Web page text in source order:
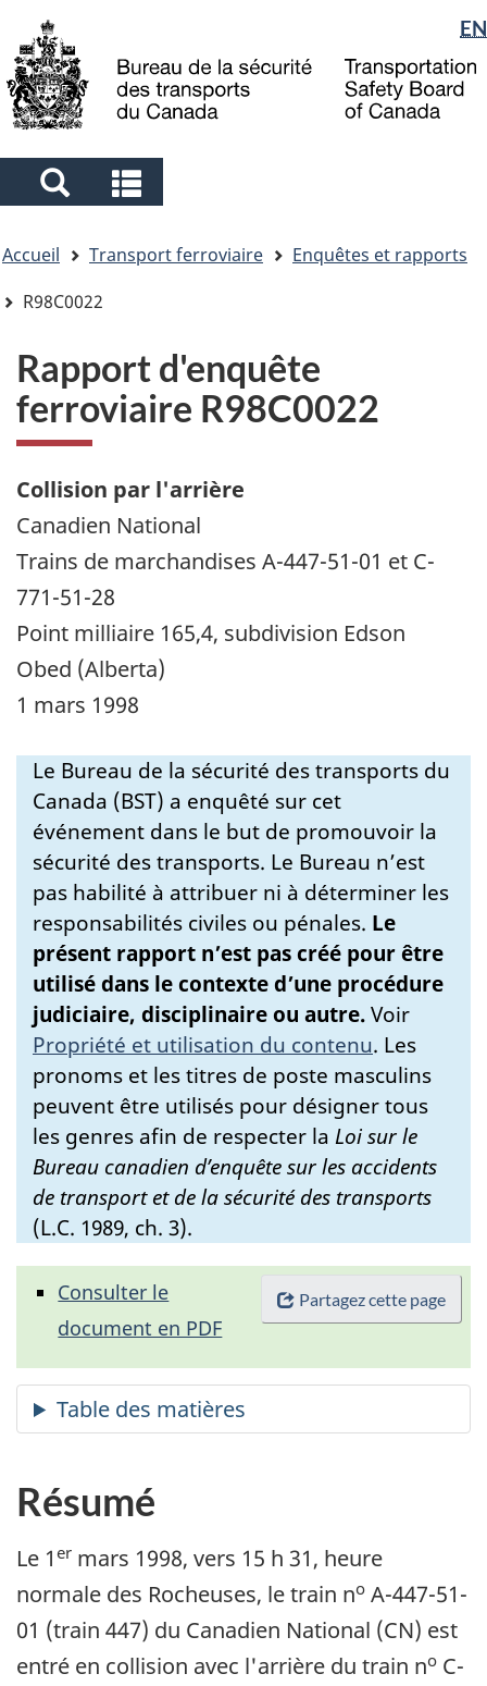
to
main
to
"About
government"
à
la
Sélection
de
la
langue
EN
Search
and
menus
and
menus
êtes
ici
Accueil Transport ferroviaire
Enquêtes et rapports
R98C0022
Rapport d'enquête
ferroviaire R98C0022
Collision par l'arrière
Canadien National
Trains de marchandises A-447-51-01 et C-
771-51-28
Point milliaire 165,4, subdivision Edson
Obed (Alberta)
1 mars 1998
Le Bureau de la sécurité des transports du
Canada (BST) a enquêté sur cet
événement dans le but de promouvoir la
sécurité des transports. Le Bureau n’est
pas habilité à attribuer ni à déterminer les
responsabilités civiles ou pénales. Le
présent rapport n’est pas créé pour être
utilisé dans le contexte d’une procédure
judiciaire, disciplinaire ou autre.Voir
Propriété et utilisation du contenu. Les
pronoms et les titres de poste masculins
peuvent être utilisés pour désigner tous
les genres afin de respecter la Loi sur le
Bureau canadien d’enquête sur les accidents
de transport et de la sécurité des transports
(L.C. 1989, ch. 3).
Partagez cette page
Consulter le
document en PDF
Résumé
Le 1 er mars 1998, vers 15 h 31, heure
normale des Rocheuses, le train no A-447-51-
01 (train 447) du Canadien National (CN) est
entré en collision avec l'arrière du train no C-